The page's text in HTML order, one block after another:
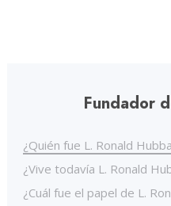
Fundador
¿Quién fue L. Ronald
¿Vive todavía L. Ronald
¿Cuál fue el papel de L.